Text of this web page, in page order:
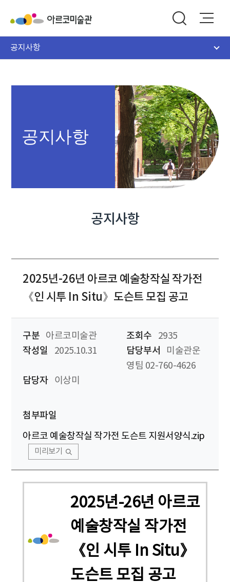
공지사항
공지사항
공지사항
2025년-26년 아르코 예술창작실 작가전
《인 시투 In Situ》도슨트 모집 공고
구분 아르코미술관 조회수
2935
작성일
2025.10.31 담당부서
미술관운
영팀 02-760-4626
담당자
이상미
첨부파일
아르코 예술창작실 작가전 도슨트 지원서양식.zip
미리보기
2025년-26년 아르코
예술창작실 작가전
《인 시투 In Situ》
도슨트 모집 공고